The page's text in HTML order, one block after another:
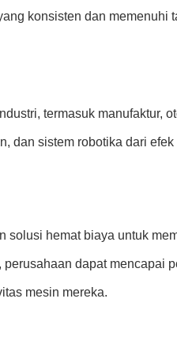
konsisten dan memenuhi
termasuk manufaktur,
dan sistem robotika dari
hemat biaya untuk
dapat
mesin mereka.